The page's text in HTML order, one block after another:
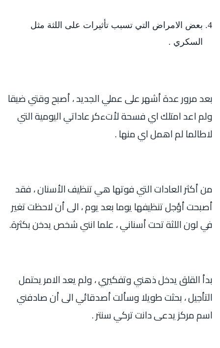
بعض الامراض التي تسبب تأثيرات على اللثة مثل
السكري .
بعد مرور عدة أشهر على عملي الجديد ، أصبح وقتي ضيقا
ولم اعد امتلك اي فسحة لأتءكر عاداتي اليومية التي
لاطالما لم اهمل اي منها .
من أكثر العادات التي فوتها هي تنظيف الأسنان ، فقد
أصبحت أؤجل تنظيفها يوما بعد يوم ، الى أن لاحظت تغير
في لون اللثة تحت أسناني ، علما انني شخص يدخن بكثرة.
بدأ القلق يدخل ذهني وتفكيري ، ولم يعد الامر يحتمل
التأجيل ، بحثت طويلا وسألت أصدقائي الى أن صادفني
اسم مركز يدعى دانت تركي سنتر .